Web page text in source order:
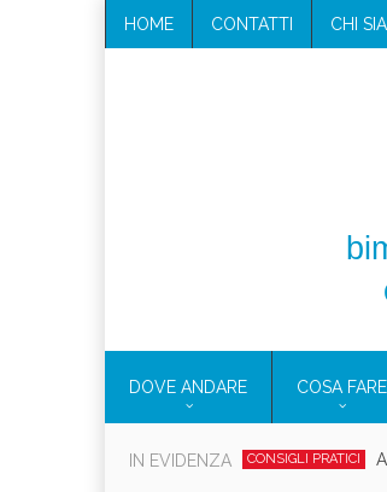
HOME CONTATTI CHI
DOVE ANDARE COSA FARE
IN EVIDENZA CONSIGLI PRATICI